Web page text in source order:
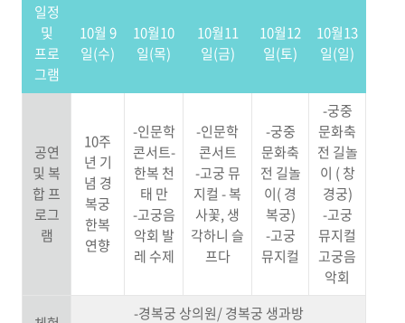
일정
및
프로
그램
10월 9
일(수)
10월10
일(목)
10월11
일(금)
10월12
일(토)
10월13
일(일)
공연
및 복
합 프
로그
램
10주
년 기
념 경
복궁
한복
연향
-인문학
콘서트-
한복 천
태 만
-고궁음
악회 발
레 수제
-인문학
콘서트
-고궁 뮤
지컬 - 복
사꽃, 생
각하니 슬
프다
-궁중
문화축
전 길놀
이( 경
복궁)
-고궁
뮤지컬
-궁중
문화축
전 길놀
이 ( 창
경궁)
-고궁
뮤지컬
고궁음
악회
-경복궁 상의원/ 경복궁 생과방